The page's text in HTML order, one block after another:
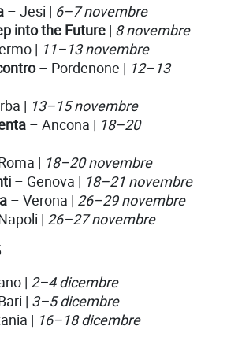
– Jesi | 6–7 novembre
into the Future | 8 novembre
| 11–13 novembre
– Pordenone | 12–13
| 13–15 novembre
– Ancona | 18–20
| 18–20 novembre
– Genova | 18–21 novembre
– Verona | 26–29 novembre
| 26–27 novembre
| 2–4 dicembre
| 3–5 dicembre
| 16–18 dicembre